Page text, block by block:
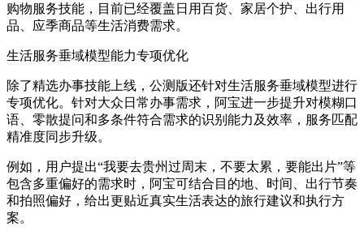
购物服务技能，目前已经覆盖日用百货、家居个护、出行用
品、应季商品等生活消费需求。
生活服务垂域模型能力专项优化
除了精选办事技能上线，公测版还针对生活服务垂域模型进行
专项优化。针对大众日常办事需求，阿宝进一步提升对模糊口
语、零散提问和多条件符合需求的识别能力及效率，服务匹配
精准度同步升级。
例如，用户提出“我要去贵州过周末，不要太累，要能出片”等
包含多重偏好的需求时，阿宝可结合目的地、时间、出行节奏
和拍照偏好，给出更贴近真实生活表达的旅行建议和执行方
案。